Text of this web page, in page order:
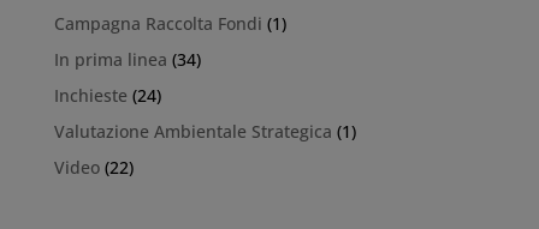
Campagna Raccolta Fondi (1)
In prima linea (34)
Inchieste (24)
Valutazione Ambientale Strategica (1)
Video(22)